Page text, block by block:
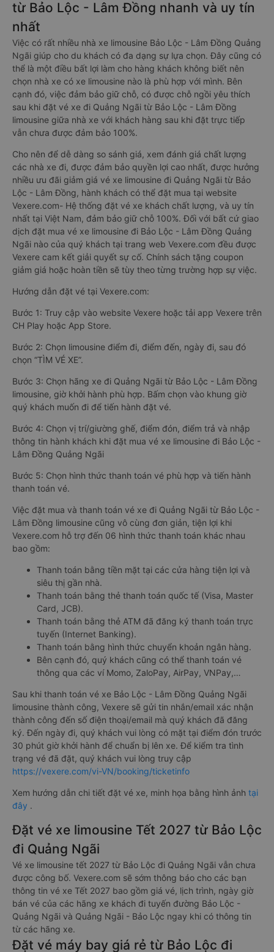
từ Bảo Lộc - Lâm Đồng nhanh và uy tín
nhất
Việc có rất nhiều nhà xe limousine Bảo Lộc - Lâm Đồng Quảng
Ngãi giúp cho du khách có đa dạng sự lựa chọn. Đây cũng có
thể là một điều bất lợi làm cho hàng khách không biết nên
chọn nhà xe có xe limousine nào là phù hợp với mình. Bên
cạnh đó, việc đảm bảo giữ chỗ, có được chỗ ngồi yêu thích
sau khi đặt vé xe đi Quảng Ngãi từ Bảo Lộc - Lâm Đồng
limousine giữa nhà xe với khách hàng sau khi đặt trực tiếp
vẫn chưa được đảm bảo 100%.
Cho nên để dễ dàng so sánh giá, xem đánh giá chất lượng
các nhà xe đi, được đảm bảo quyền lợi cao nhất, được hưởng
nhiều ưu đãi giảm giá vé xe limousine đi Quảng Ngãi từ Bảo
Lộc - Lâm Đồng, hành khách có thể đặt mua tại website
Vexere.com- Hệ thống đặt vé xe khách chất lượng, và uy tín
nhất tại Việt Nam, đảm bảo giữ chỗ 100%. Đối với bất cứ giao
dịch đặt mua vé xe limousine đi Bảo Lộc - Lâm Đồng Quảng
Ngãi nào của quý khách tại trang web Vexere.com đều được
Vexere cam kết giải quyết sự cố. Chính sách tặng coupon
giảm giá hoặc hoàn tiền sẽ tùy theo từng trường hợp sự việc.
Hướng dẫn đặt vé tại Vexere.com:
Bước 1: Truy cập vào website Vexere hoặc tải app Vexere trên
CH Play hoặc App Store.
Bước 2: Chọn limousine điểm đi, điểm đến, ngày đi, sau đó
chọn “TÌM VÉ XE”.
Bước 3: Chọn hãng xe đi Quảng Ngãi từ Bảo Lộc - Lâm Đồng
limousine, giờ khởi hành phù hợp. Bấm chọn vào khung giờ
quý khách muốn đi để tiến hành đặt vé.
Bước 4: Chọn vị trí/giường ghế, điểm đón, điểm trả và nhập
thông tin hành khách khi đặt mua vé xe limousine đi Bảo Lộc -
Lâm Đồng Quảng Ngãi
Bước 5: Chọn hình thức thanh toán vé phù hợp và tiến hành
thanh toán vé.
Việc đặt mua và thanh toán vé xe đi Quảng Ngãi từ Bảo Lộc -
Lâm Đồng limousine cũng vô cùng đơn giản, tiện lợi khi
Vexere.com hỗ trợ đến 06 hình thức thanh toán khác nhau
bao gồm:
Thanh toán bằng tiền mặt tại các cửa hàng tiện lợi và
siêu thị gần nhà.
Thanh toán bằng thẻ thanh toán quốc tế (Visa, Master
Card, JCB).
Thanh toán bằng thẻ ATM đã đăng ký thanh toán trực
tuyến (Internet Banking).
Thanh toán bằng hình thức chuyển khoản ngân hàng.
Bên cạnh đó, quý khách cũng có thể thanh toán vé
thông qua các ví Momo, ZaloPay, AirPay, VNPay,…
Sau khi thanh toán vé xe Bảo Lộc - Lâm Đồng Quảng Ngãi
limousine thành công, Vexere sẽ gửi tin nhắn/email xác nhận
thành công đến số điện thoại/email mà quý khách đã đăng
ký. Đến ngày đi, quý khách vui lòng có mặt tại điểm đón trước
30 phút giờ khởi hành để chuẩn bị lên xe. Để kiểm tra tình
trạng vé đã đặt, quý khách vui lòng truy cập
https://vexere.com/vi-VN/booking/ticketinfo
Xem hướng dẫn chi tiết đặt vé xe, minh họa bằng hình ảnh tại
đây .
Đặt vé xe limousine Tết 2027 từ Bảo Lộc
đi Quảng Ngãi
Vé xe limousine tết 2027 từ Bảo Lộc đi Quảng Ngãi vẫn chưa
được công bố. Vexere.com sẽ sớm thông báo cho các bạn
thông tin vé xe Tết 2027 bao gồm giá vé, lịch trình, ngày giờ
bán vé của các hãng xe khách đi tuyến đường Bảo Lộc -
Quảng Ngãi và Quảng Ngãi - Bảo Lộc ngay khi có thông tin
từ các hãng xe.
Đặt vé máy bay giá rẻ từ Bảo Lộc đi